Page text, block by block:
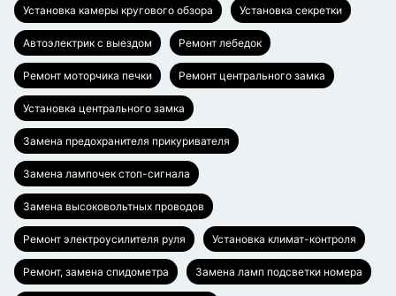
Установка камеры кругового обзора Установка секретки
Автоэлектрик с выездом Ремонт лебедок
Ремонт моторчика печки Ремонт центрального замка
Установка центрального замка
Замена предохранителя прикуривателя
Замена лампочек стоп-сигнала
Замена высоковольтных проводов
Ремонт электроусилителя руля Установка климат-контроля
Ремонт, замена спидометра Замена ламп подсветки номера